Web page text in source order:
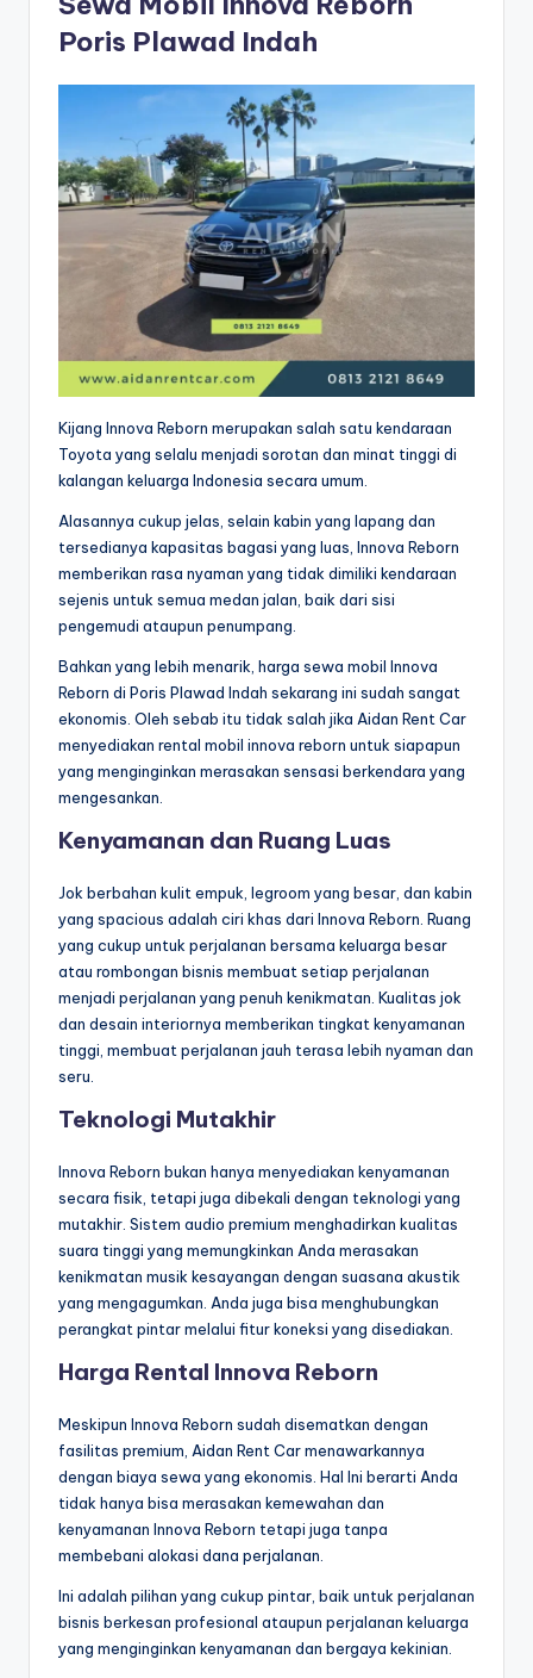
Poris Plawad Indah
Kijang Innova Reborn merupakan salah satu kendaraan
Toyota yang selalu menjadi sorotan dan minat tinggi di
kalangan keluarga Indonesia secara umum.
Alasannya cukup jelas, selain kabin yang lapang dan
tersedianya kapasitas bagasi yang luas, Innova Reborn
memberikan rasa nyaman yang tidak dimiliki kendaraan
sejenis untuk semua medan jalan, baik dari sisi
pengemudi ataupun penumpang.
Bahkan yang lebih menarik, harga sewa mobil Innova
Reborn di Poris Plawad Indah sekarang ini sudah sangat
ekonomis. Oleh sebab itu tidak salah jika Aidan Rent Car
menyediakan rental mobil innova reborn untuk siapapun
yang menginginkan merasakan sensasi berkendara yang
mengesankan.
Kenyamanan dan Ruang Luas
Jok berbahan kulit empuk, legroom yang besar, dan kabin
yang spacious adalah ciri khas dari Innova Reborn. Ruang
yang cukup untuk perjalanan bersama keluarga besar
atau rombongan bisnis membuat setiap perjalanan
menjadi perjalanan yang penuh kenikmatan. Kualitas jok
dan desain interiornya memberikan tingkat kenyamanan
tinggi, membuat perjalanan jauh terasa lebih nyaman dan
seru.
Teknologi Mutakhir
Innova Reborn bukan hanya menyediakan kenyamanan
secara fisik, tetapi juga dibekali dengan teknologi yang
mutakhir. Sistem audio premium menghadirkan kualitas
suara tinggi yang memungkinkan Anda merasakan
kenikmatan musik kesayangan dengan suasana akustik
yang mengagumkan. Anda juga bisa menghubungkan
perangkat pintar melalui fitur koneksi yang disediakan.
Harga Rental Innova Reborn
Meskipun Innova Reborn sudah disematkan dengan
fasilitas premium, Aidan Rent Car menawarkannya
dengan biaya sewa yang ekonomis. Hal Ini berarti Anda
tidak hanya bisa merasakan kemewahan dan
kenyamanan Innova Reborn tetapi juga tanpa
membebani alokasi dana perjalanan.
Ini adalah pilihan yang cukup pintar, baik untuk perjalanan
bisnis berkesan profesional ataupun perjalanan keluarga
yang menginginkan kenyamanan dan bergaya kekinian.